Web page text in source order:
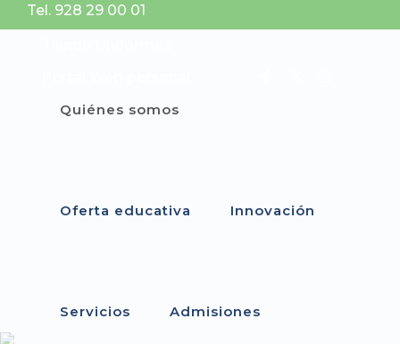
Tel. 928 29 00 01
Quiénes somos
Oferta educativa Innovación
Servicios Admisiones